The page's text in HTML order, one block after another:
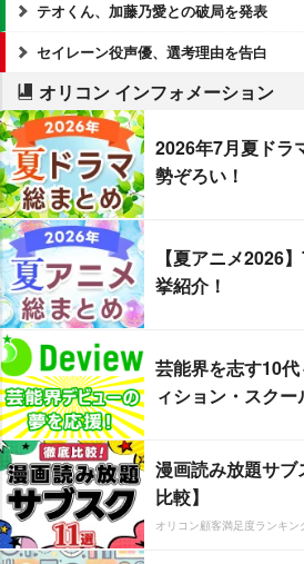
テオくん、加藤乃愛との破局を発表
セイレーン役声優、選考理由を告白
オリコン インフォメーション
2026年7月夏ドラ
勢ぞろい！
【夏アニメ2026
挙紹介！
芸能界を志す10
ィション・スク
漫画読み放題サ
比較】
オリコン顧客満足度ランキン